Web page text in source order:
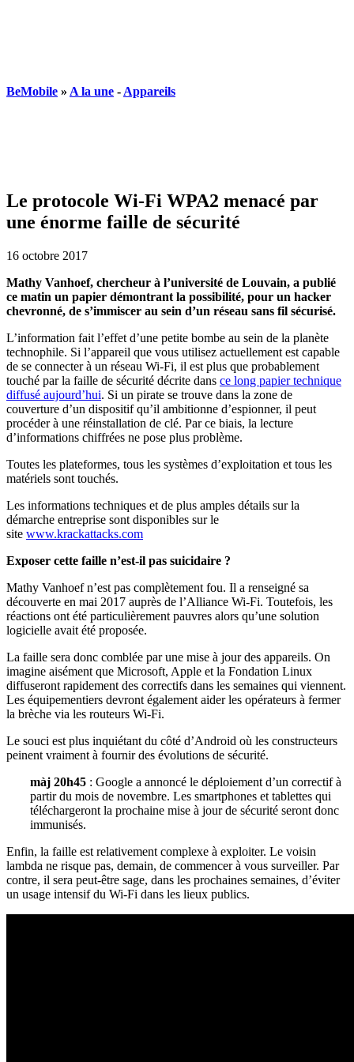
BeMobile » A la une - Appareils
Le protocole Wi-Fi WPA2 menacé par
une énorme faille de sécurité
16 octobre 2017
Mathy Vanhoef, chercheur à l’université de Louvain, a publié
ce matin un papier démontrant la possibilité, pour un hacker
chevronné, de s’immiscer au sein d’un réseau sans fil sécurisé.
L’information fait l’effet d’une petite bombe au sein de la planète
technophile. Si l’appareil que vous utilisez actuellement est capable
de se connecter à un réseau Wi-Fi, il est plus que probablement
touché par la faille de sécurité décrite dans ce long papier technique
diffusé aujourd’hui. Si un pirate se trouve dans la zone de
couverture d’un dispositif qu’il ambitionne d’espionner, il peut
procéder à une réinstallation de clé. Par ce biais, la lecture
d’informations chiffrées ne pose plus problème.
Toutes les plateformes, tous les systèmes d’exploitation et tous les
matériels sont touchés.
Les informations techniques et de plus amples détails sur la
démarche entreprise sont disponibles sur le
site www.krackattacks.com
Exposer cette faille n’est-il pas suicidaire ?
Mathy Vanhoef n’est pas complètement fou. Il a renseigné sa
découverte en mai 2017 auprès de l’Alliance Wi-Fi. Toutefois, les
réactions ont été particulièrement pauvres alors qu’une solution
logicielle avait été proposée.
La faille sera donc comblée par une mise à jour des appareils. On
imagine aisément que Microsoft, Apple et la Fondation Linux
diffuseront rapidement des correctifs dans les semaines qui viennent.
Les équipementiers devront également aider les opérateurs à fermer
la brèche via les routeurs Wi-Fi.
Le souci est plus inquiétant du côté d’Android où les constructeurs
peinent vraiment à fournir des évolutions de sécurité.
màj 20h45 : Google a annoncé le déploiement d’un correctif à
partir du mois de novembre. Les smartphones et tablettes qui
téléchargeront la prochaine mise à jour de sécurité seront donc
immunisés.
Enfin, la faille est relativement complexe à exploiter. Le voisin
lambda ne risque pas, demain, de commencer à vous surveiller. Par
contre, il sera peut-être sage, dans les prochaines semaines, d’éviter
un usage intensif du Wi-Fi dans les lieux publics.